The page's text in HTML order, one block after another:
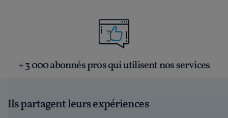
+ 3 000 abonnés pros qui utilisent nos services
Ils partagent leurs expériences